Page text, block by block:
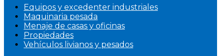
Equipos y excedenter industriales
Maquinaria pesada
Menaje de casas y oficinas
Propiedades
Vehículos livianos y pesados